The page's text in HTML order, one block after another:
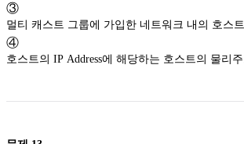
③
멀티 캐스트 그룹에 가입한 네트워크 내의 호스
④
호스트의 IP Address에 해당하는 호스트의 물리